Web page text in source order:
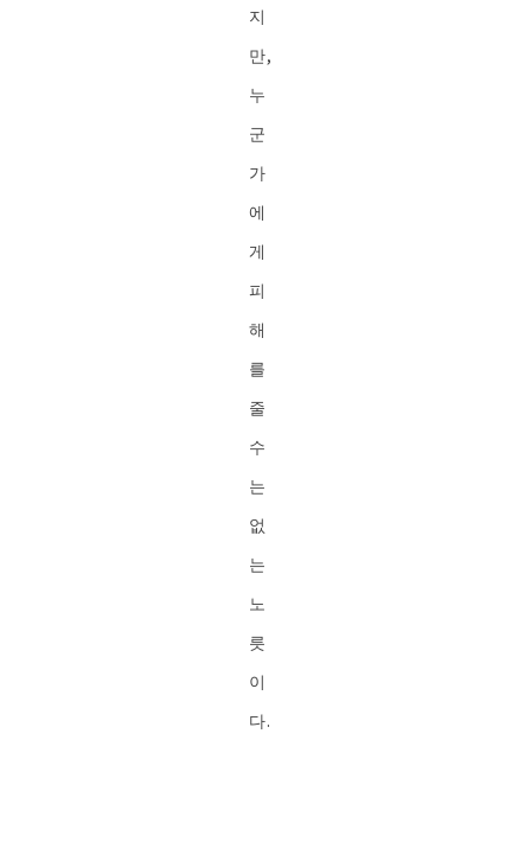
지
만,
누
군
가
에
게
피
해
를
줄
수
는
없
는
노
릇
이
다.